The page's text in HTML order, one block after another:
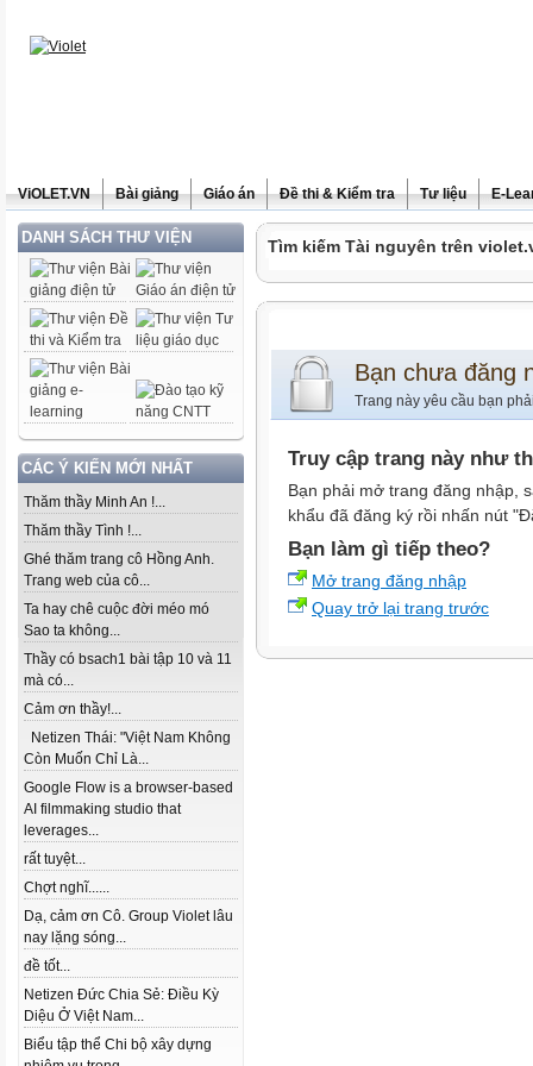
ViOLET.VN Bài giảng Giáo án Đề thi & Kiểm tra Tư liệu E-
DANH SÁCH THƯ VIỆN
CÁC Ý KIẾN MỚI NHẤT
Thăm thầy Minh An !...
Thăm thầy Tình !...
Ghé thăm trang cô Hồng Anh.
Trang web của cô...
Ta hay chê cuộc đời méo mó
Sao ta không...
Thầy có bsach1 bài tập 10 và 11
mà có...
Cảm ơn thầy!...
Netizen Thái: "Việt Nam Không
Còn Muốn Chỉ Là...
Google Flow is a browser-based
AI filmmaking studio that
leverages...
rất tuyệt...
Chợt nghĩ......
Dạ, cảm ơn Cô. Group Violet lâu
nay lặng sóng...
đề tốt...
Netizen Đức Chia Sẻ: Điều Kỳ
Diệu Ở Việt Nam...
Biểu tập thể Chi bộ xây dựng
Tìm kiếm Tài nguyên trên
Bạn chưa đăng
Trang này yêu cầu bạn
Truy cập trang này như
Bạn phải mở trang đăng nhập,
khẩu đã đăng ký rồi nhấn nút
Bạn làm gì tiếp theo?
Mở trang đăng nhập
Quay trở lại trang trước